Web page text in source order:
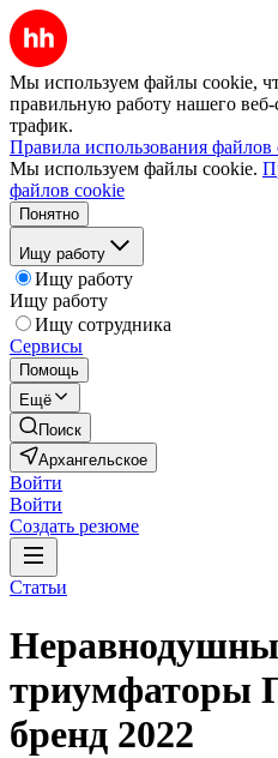
Мы используем файлы cookie,
правильную работу нашего веб-
трафик.
Правила использования файлов
Мы используем файлы cookie.
файлов cookie
Понятно
Ищу работу
Ищу работу
Ищу работу
Ищу сотрудника
Сервисы
Помощь
Ещё
Поиск
Архангельское
Войти
Войти
Создать резюме
Статьи
триумфаторы
бренд 2022